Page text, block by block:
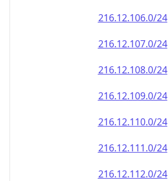
216.12.106.0/24
216.12.107.0/24
216.12.108.0/24
216.12.109.0/24
216.12.110.0/24
216.12.111.0/24
216.12.112.0/24